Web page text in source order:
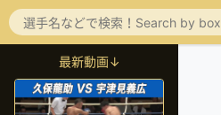
最新動画↓